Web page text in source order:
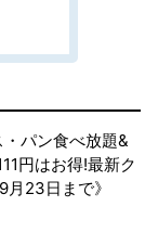
・パン食べ放題&
円はお得!最新ク
23日まで》